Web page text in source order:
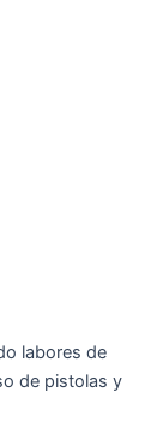
labores de
de pistolas y